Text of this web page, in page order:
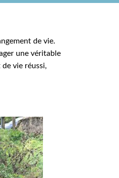
de vie.
une véritable
vie réussi,